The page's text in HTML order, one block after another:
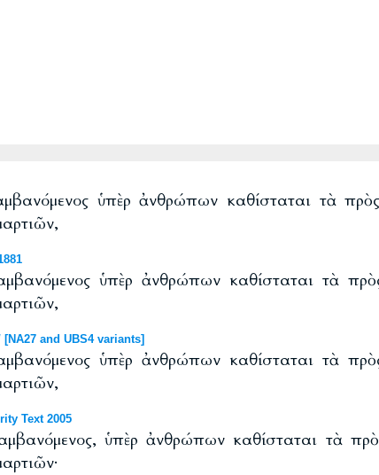
ὑπὲρ ἀνθρώπων καθίσταται τὰ
ὑπὲρ ἀνθρώπων καθίσταται τὰ
and UBS4 variants]
ὑπὲρ ἀνθρώπων καθίσταται τὰ
Text 2005
ὑπὲρ ἀνθρώπων καθίσταται τὰ